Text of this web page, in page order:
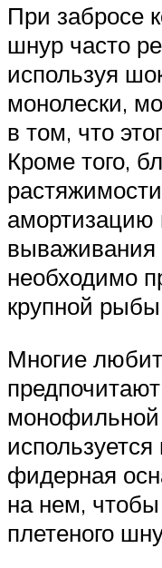
При забросе
шнур часто
используя
монолески,
в том, что
Кроме того,
амортизацию
необходимо
крупной
Многие
монофильной
фидерная
на нем, чтобы
плетеного